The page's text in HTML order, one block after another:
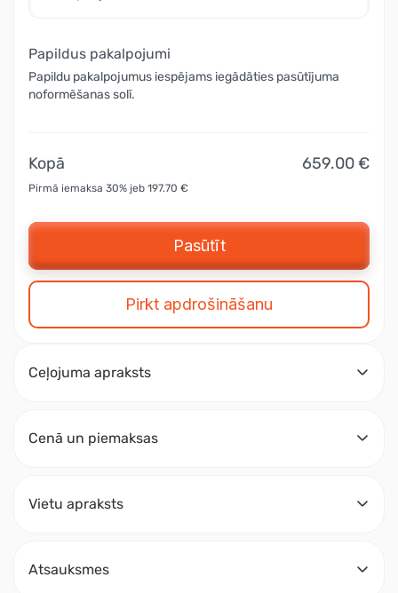
Ceļojuma apraksts
Cenā un piemaksas
Vietu apraksts
Atsauksmes
Papildus pakalpojumi
Papildu pakalpojumus iespējams iegādāties pasūtījuma
noformēšanas solī.
Kopā 659.00 €
Pirmā iemaksa 30% jeb 197.70 €
Pasūtīt
Pirkt apdrošināšanu